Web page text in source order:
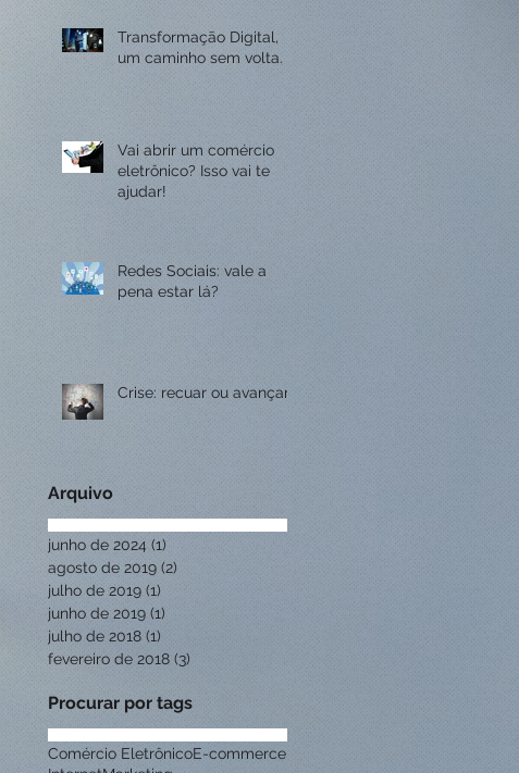
Transformação Digital,
um caminho sem volta.
Vai abrir um comércio
eletrônico? Isso vai te
ajudar!
Redes Sociais: vale a
pena estar lá?
Crise: recuar ou avançar?
Arquivo
junho de 2024 (1)
agosto de 2019 (2)
julho de 2019 (1)
junho de 2019 (1)
julho de 2018 (1)
fevereiro de 2018 (3)
Procurar por tags
Comércio EletrônicoE-commerce